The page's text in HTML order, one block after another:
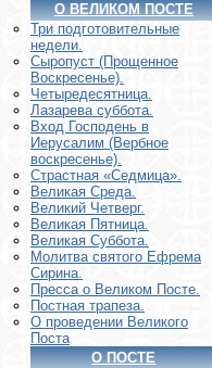
О ВЕЛИКОМ ПОСТЕ
Три подготовительные
недели.
Сыропуст (Прощенное
Воскресенье).
Четыредесятница.
Лазарева суббота.
Вход Господень в
Иерусалим (Вербное
воскресенье).
Страстная «Седмица».
Великая Среда.
Великий Четверг.
Великая Пятница.
Великая Суббота.
Молитва святого Ефрема
Сирина.
Пресса о Великом Посте.
Постная трапеза.
О проведении Великого
Поста
О ПОСТЕ